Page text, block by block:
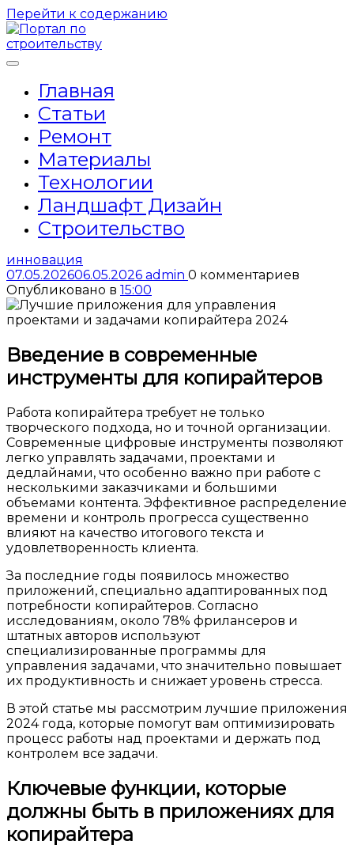
Перейти к содержанию
Главная
Статьи
Ремонт
Материалы
Технологии
Ландшафт Дизайн
Строительство
инновация
07.05.202606.05.2026 admin 0 комментариев
Опубликовано в 15:00
Введение в современные
инструменты для копирайтеров
Работа копирайтера требует не только
творческого подхода, но и точной организации.
Современные цифровые инструменты позволяют
легко управлять задачами, проектами и
дедлайнами, что особенно важно при работе с
несколькими заказчиками и большими
объемами контента. Эффективное распределение
времени и контроль прогресса существенно
влияют на качество итогового текста и
удовлетворенность клиента.
За последние годы появилось множество
приложений, специально адаптированных под
потребности копирайтеров. Согласно
исследованиям, около 78% фрилансеров и
штатных авторов используют
специализированные программы для
управления задачами, что значительно повышает
их продуктивность и снижает уровень стресса.
В этой статье мы рассмотрим лучшие приложения
2024 года, которые помогут вам оптимизировать
процесс работы над проектами и держать под
контролем все задачи.
Ключевые функции, которые
должны быть в приложениях для
копирайтера